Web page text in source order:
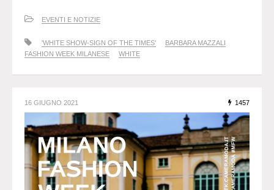
EVENTI E NOTIZIE
'WHITE SHOW-SIGN OF THE TIMES'
BARBARA MAZZALI
FASHION WEEK MILANESE
WHITE
16 GIUGNO 2021 1457